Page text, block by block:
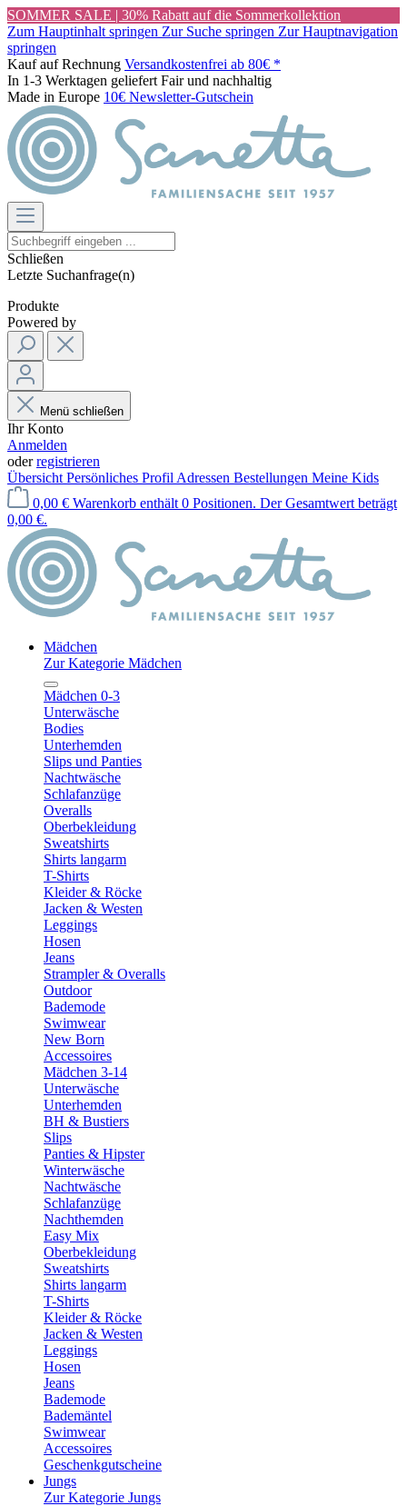
SOMMER SALE | 30% Rabatt auf die Sommerkollektion
Zum Hauptinhalt springen Zur Suche springen Zur Hauptnavigation
springen
Kauf auf Rechnung Versandkostenfrei ab 80€ *
In 1-3 Werktagen geliefert Fair und nachhaltig
Made in Europe 10€ Newsletter-Gutschein
Schließen
Letzte Suchanfrage(n)
Produkte
Powered by
Menü schließen
Ihr Konto
Anmelden
oderregistrieren
Übersicht Persönliches Profil Adressen Bestellungen Meine Kids
0,00 € Warenkorb enthält 0 Positionen. Der Gesamtwert beträgt
0,00 €.
Mädchen
Zur Kategorie Mädchen
Mädchen 0-3
Unterwäsche
Bodies
Unterhemden
Slips und Panties
Nachtwäsche
Schlafanzüge
Overalls
Oberbekleidung
Sweatshirts
Shirts langarm
T-Shirts
Kleider & Röcke
Jacken & Westen
Leggings
Hosen
Jeans
Strampler & Overalls
Outdoor
Bademode
Swimwear
New Born
Accessoires
Mädchen 3-14
Unterwäsche
Unterhemden
BH & Bustiers
Slips
Panties & Hipster
Winterwäsche
Nachtwäsche
Schlafanzüge
Nachthemden
Easy Mix
Oberbekleidung
Sweatshirts
Shirts langarm
T-Shirts
Kleider & Röcke
Jacken & Westen
Leggings
Hosen
Jeans
Bademode
Bademäntel
Swimwear
Accessoires
Geschenkgutscheine
Jungs
Zur Kategorie Jungs